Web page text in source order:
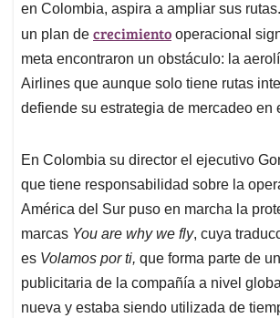
en Colombia, aspira a ampliar sus
un plan de crecimiento operacional
meta encontraron un obstáculo: la
Airlines que aunque solo tiene rutas
defiende su estrategia de mercadeo en
En Colombia su director el ejecutivo
que tiene responsabilidad sobre la
América del Sur puso en marcha la
marcas You are why we fly, cuya
es Volamos por ti, que forma parte de
publicitaria de la compañía a nivel
nueva y estaba siendo utilizada de